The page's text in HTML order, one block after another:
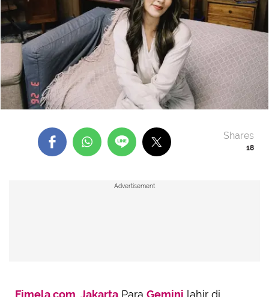
18
Shares
Advertisement
Fimela.com, Jakarta Para Gemini lahir di